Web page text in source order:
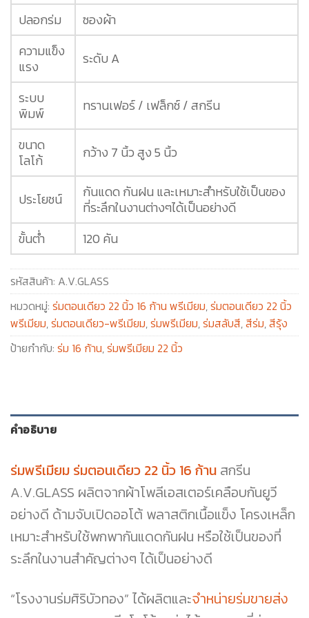
ปลอกร่ม
ซองผ้า
ความแข็ง
แรง
ระดับ A
ระบบ
พิมพ์
ทรานเฟอร์ / เฟล็กซ์ / สกรีน
ขนาด
โลโก้
กว้าง 7 นิ้ว สูง 5 นิ้ว
ประโยชน์
กันแดด กันฝน และเหมาะสำหรับใช้เป็นของ
ที่ระลึกในงานต่างๆได้เป็นอย่างดี
ขั้นต่ำ
120 คัน
รหัสสินค้า: A.V.GLASS
หมวดหมู่: ร่มตอนเดียว 22 นิ้ว 16 ก้าน พรีเมียม,ร่มตอนเดียว 22 นิ้ว
พรีเมียม,ร่มตอนเดียว-พรีเมียม,ร่มพรีเมียม,ร่มสลับสี,สีร่ม,สีรุ้ง
ป้ายกำกับ: ร่ม 16 ก้าน,ร่มพรีเมียม 22 นิ้ว
คำอธิบาย
ร่มพรีเมียม ร่มตอนเดียว 22 นิ้ว 16 ก้าน สกรีน
A.V.GLASS ผลิตจากผ้าโพลีเอสเตอร์เคลือบกันยูวี
อย่างดี ด้ามจับเปิดออโต้ พลาสติกเนื้อแข็ง โครงเหล็ก
เหมาะสำหรับใช้พกพากันแดดกันฝน หรือใช้เป็นของที่
ระลึกในงานสำคัญต่างๆ ได้เป็นอย่างดี
“โรงงานร่มศิริบัวทอง” ได้ผลิตและจำหน่ายร่มขายส่ง